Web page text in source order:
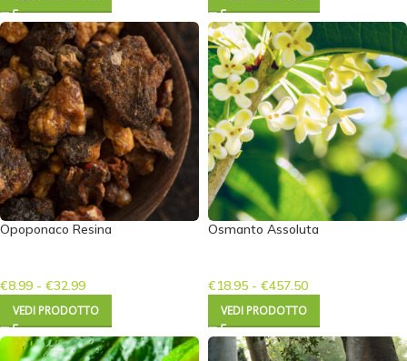
Opoponaco Resina
€8.99 - €32.99
VEDI PRODOTTO
Osmanto Assoluta
€18.95 - €457.50
VEDI PRODOTTO